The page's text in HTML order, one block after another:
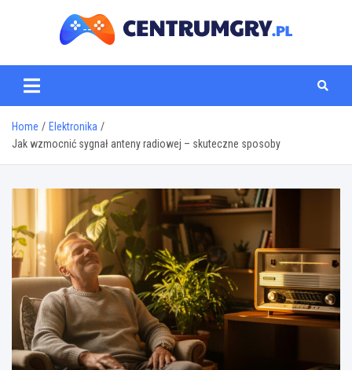
centrumgry.pl
Home
Elektronika
Jak wzmocnić sygnał anteny radiowej – skuteczne sposoby